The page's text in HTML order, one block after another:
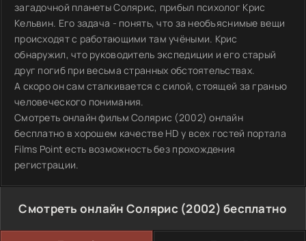
загадочной планеты Солярис, прибыл психолог Крис
Кельвин. Его задача - понять, что за необъяснимые вещи
происходят с работающими там учёными. Крис
обнаружил, что руководитель экспедиции и его старый
друг погиб при весьма странных обстоятельствах.
А скоро он сам сталкивается с силой, стоящей за гранью
человеческого понимания.
Смотреть онлайн фильм Солярис (2002) онлайн
бесплатно в хорошем качестве HD у всех гостей портала
Films Point есть возможность без прохождения
регистрации.
Смотреть онлайн Солярис (2002) бесплатно